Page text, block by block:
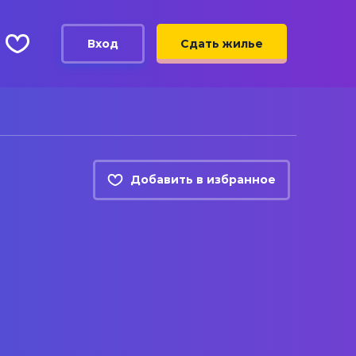
Вход Сдать жилье
Добавить в избранное